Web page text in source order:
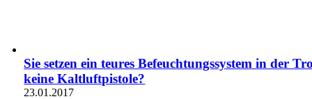
Sie setzen ein teures Befeuchtungssystem in der
keine Kaltluftpistole?
23.01.2017